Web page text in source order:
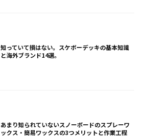
知っていて損はない。スケボーデッキの基本知識
と海外ブランド14選。
あまり知られていないスノーボードのスプレーワ
ックス・簡易ワックスの3つメリットと作業工程